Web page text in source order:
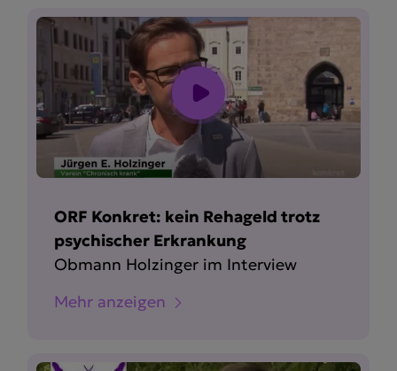
ORF Konkret: kein Rehageld trotz
psychischer Erkrankung
Obmann Holzinger im Interview
Mehr anzeigen